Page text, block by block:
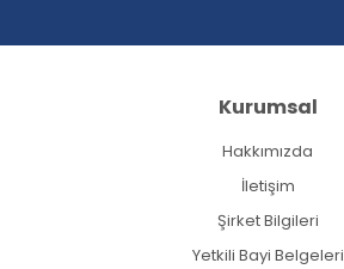
Kurumsal
Hakkımızda
İletişim
Şirket Bilgileri
Yetkili Bayi Belgeleri